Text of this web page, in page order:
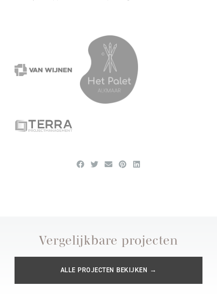
Vergelijkbare projecten
ALLE PROJECTEN BEKIJKEN →